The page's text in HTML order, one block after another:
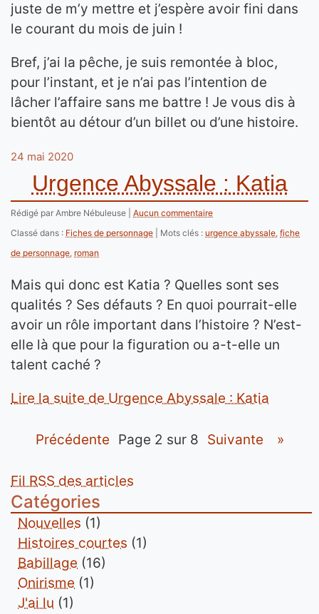
juste de m’y mettre et j’espère avoir fini dans
le courant du mois de juin !
Bref, j’ai la pêche, je suis remontée à bloc,
pour l’instant, et je n’ai pas l’intention de
lâcher l’affaire sans me battre ! Je vous dis à
bientôt au détour d’un billet ou d’une histoire.
24 mai 2020
Urgence Abyssale : Katia
Rédigé par Ambre Nébuleuse
Aucun commentaire
Classé dans : Fiches de personnage Mots clés : urgence abyssale, fiche
de personnage, roman
Mais qui donc est Katia ? Quelles sont ses
qualités ? Ses défauts ? En quoi pourrait-elle
avoir un rôle important dans l’histoire ? N’est-
elle là que pour la figuration ou a-t-elle un
talent caché ?
Lire la suite de Urgence Abyssale : Katia
précédente page 2 sur 8 suivante »
Fil RSS des articles
Catégories
Nouvelles (1)
Histoires courtes (1)
Babillage (16)
Onirisme (1)
J'ai lu (1)